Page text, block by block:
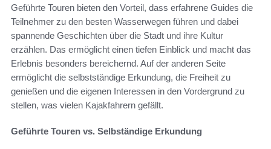
Geführte Touren bieten den Vorteil, dass erfahrene Guides die
Teilnehmer zu den besten Wasserwegen führen und dabei
spannende Geschichten über die Stadt und ihre Kultur
erzählen. Das ermöglicht einen tiefen Einblick und macht das
Erlebnis besonders bereichernd. Auf der anderen Seite
ermöglicht die selbstständige Erkundung, die Freiheit zu
genießen und die eigenen Interessen in den Vordergrund zu
stellen, was vielen Kajakfahrern gefällt.
Geführte Touren vs. Selbständige Erkundung